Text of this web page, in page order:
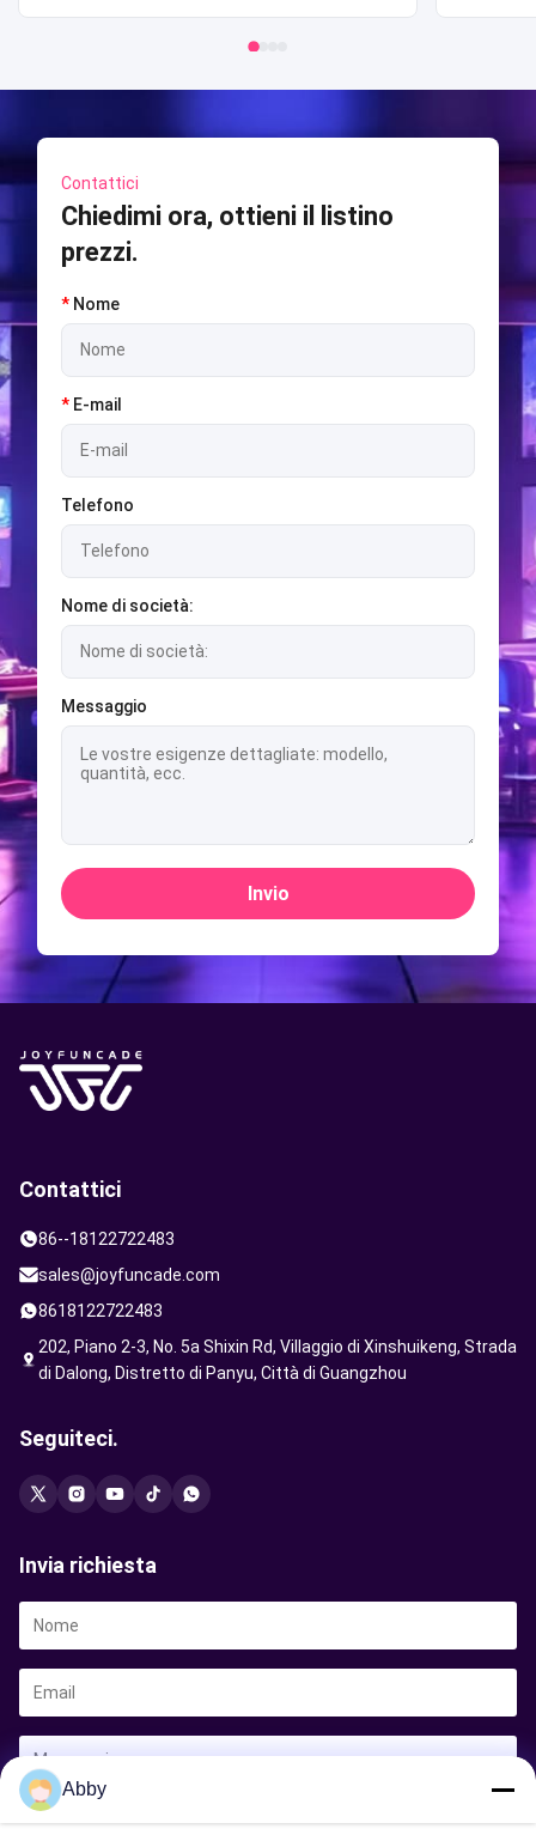
Contattici
Chiedimi ora, ottieni il listino
prezzi.
* Nome
* E-mail
Telefono
Nome di società:
Messaggio
Invio
Contattici
86--18122722483
sales@joyfuncade.com
8618122722483
202, Piano 2-3, No. 5a Shixin Rd, Villaggio di Xinshuikeng, Strada
di Dalong, Distretto di Panyu, Città di Guangzhou
Seguiteci.
Invia richiesta
Abby